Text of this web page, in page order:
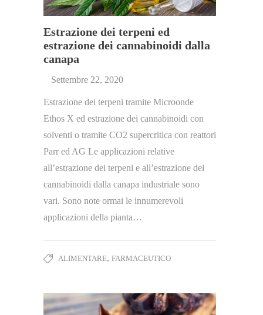
Estrazione dei terpeni ed
estrazione dei cannabinoidi dalla
canapa
Settembre 22, 2020
Estrazione dei terpeni tramite Microonde
Ethos X ed estrazione dei cannabinoidi con
solventi o tramite CO2 supercritica con reattori
Parr ed AG Le applicazioni relative
all’estrazione dei terpeni e all’estrazione dei
cannabinoidi dalla canapa industriale sono
vari. Sono note ormai le innumerevoli
applicazioni della pianta…
ALIMENTARE, FARMACEUTICO